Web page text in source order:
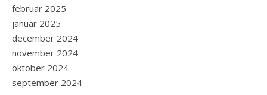
februar 2025
januar 2025
december 2024
november 2024
oktober 2024
september 2024